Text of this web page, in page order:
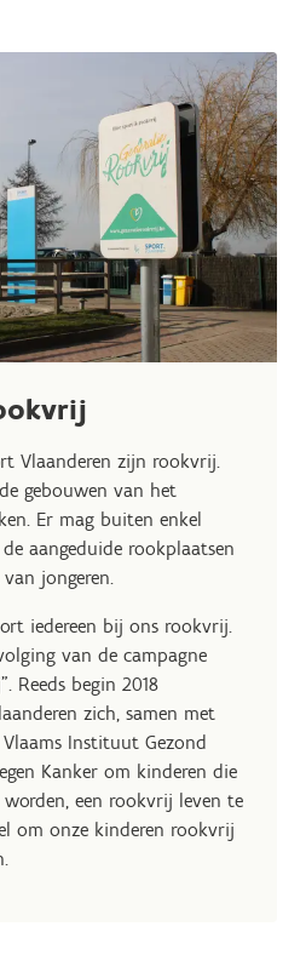
Vlaanderen zijn rookvrij.
gebouwen van het
Er mag buiten enkel
aangeduide rookplaatsen
jongeren.
iedereen bij ons rookvrij.
van de campagne
Reeds begin 2018
zich, samen met
Instituut Gezond
Kanker om kinderen die
worden, een rookvrij leven te
om onze kinderen rookvrij